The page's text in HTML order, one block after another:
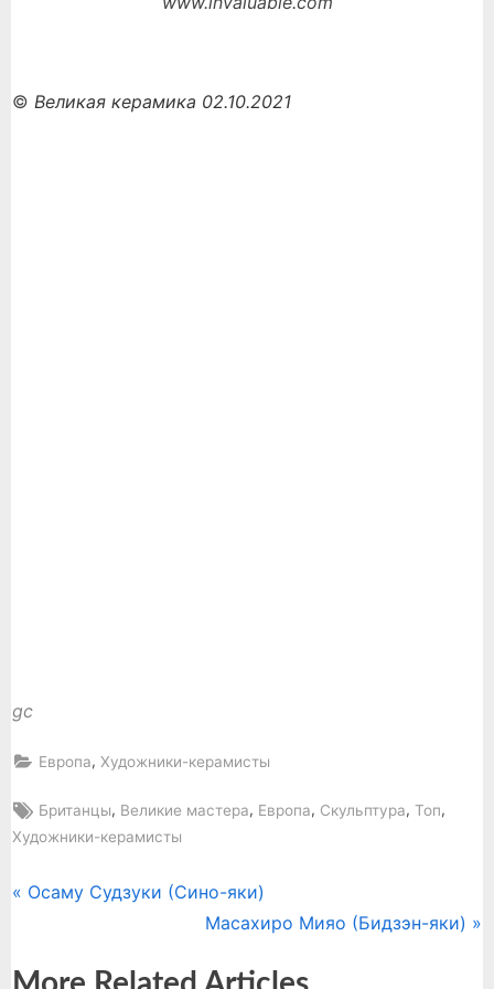
© Великая керамика 02.10.2021
gc
Европа,Художники-керамисты
Tags:
Британцы, Великие мастера, Европа, Скульптура,Топ,
Художники-керамисты
Навигация
P
v
Осаму Судзуки (Сино-яки)
N
x
Масахиро Мияо (Бидзэн-яки)